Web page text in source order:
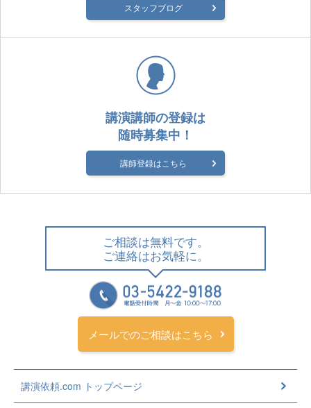
スタッフブログ
講演講師の登録は
随時募集中！
講師登録はこちら
ご相談は無料です。
ご連絡はお気軽に。
メールでのご相談はこちら
講演依頼.com トップページ